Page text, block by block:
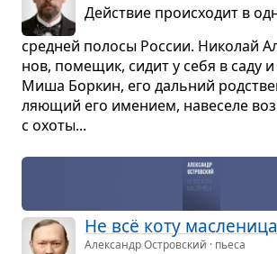
Действие про­ис­хо­дит в
сред­ней полосы Рос­сии. Нико­лай
нов, поме­щик, сидит у себя в саду и
Миша Бор­кин, его даль­ний
ля­ю­щий его име­нием, наве­селе
с охоты...
Не всё коту мас­ле­ница
Александр Островский · пьеса